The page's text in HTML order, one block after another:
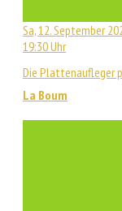
Sa, 12. September
19:30 Uhr
Die Plattenaufleger
La Boum